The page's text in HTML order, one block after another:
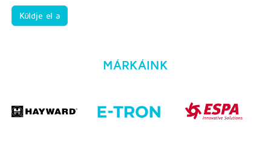
Küldje el a
MÁRKÁINK